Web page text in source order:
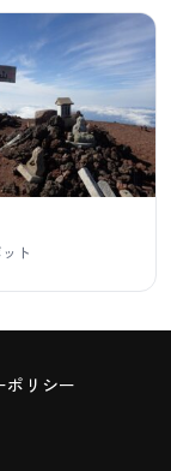
ト
ポリシー